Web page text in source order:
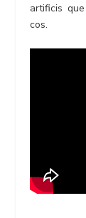
artificis
cos.